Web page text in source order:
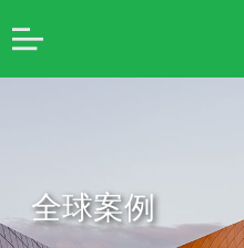
全球案例